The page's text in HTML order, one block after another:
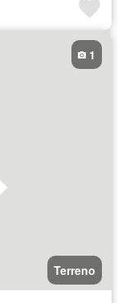
Terreno
1